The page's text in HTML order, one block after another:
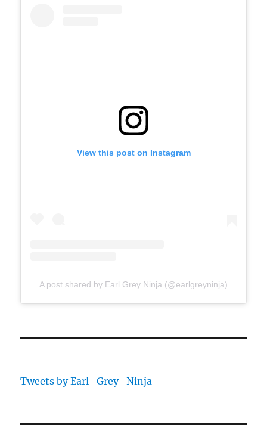
View this post on Instagram
A post shared by Earl Grey Ninja (@earlgreyninja)
Tweets by Earl_Grey_Ninja